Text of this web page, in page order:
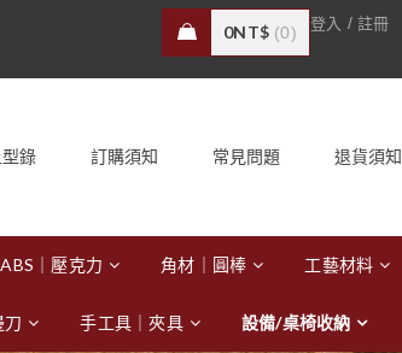
0NT$ 0 登入 / 註冊
錄 訂購須知 常見問題 退貨須知
ABS｜壓克力 角材｜圓棒 工藝材料
刀 手工具｜夾具 設備/桌椅收納